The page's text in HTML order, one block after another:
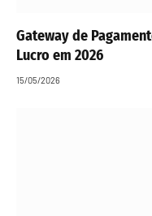
Gateway de
Lucro em 2026
15/05/2026